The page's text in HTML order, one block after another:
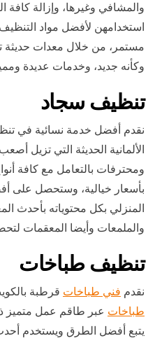
والمشافي وغيرها، وإزالة كافة
استخدامهن لأفضل مواد
مستمر، من خلال معدات حديثة
وكأنه جديد، وخدمات عديدة
تنظيف سجاد
نقدم أفضل خدمة نسائية في
الألمانية الحديثة التي تزيل
ومحترفات بالتعامل مع كافة
بأسعار خيالية، وستحصل على
المنزلي بكل محتوياته بأحدث
والملمعات وأيضا المعقمات
تنظيف طباخات
نقدم فني طباخات قرطبة
طباخات عبر طاقم عمل متميز
يتبع أفضل الطرق ويستخدم